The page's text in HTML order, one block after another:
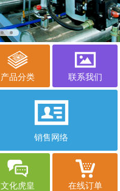
产品分类 联系我们
销售网络
文化虎皇 在线订单